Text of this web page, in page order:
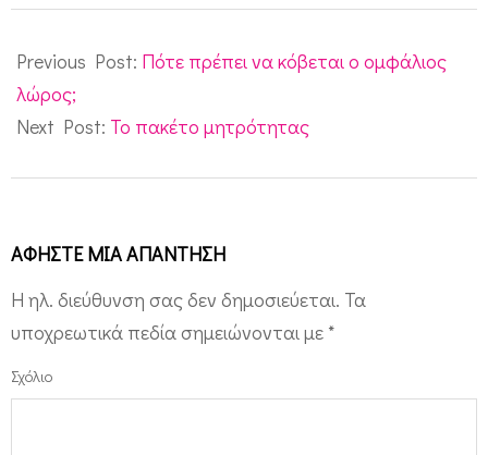
06-
19
Previous Post: Πότε πρέπει να κόβεται ο ομφάλιος
λώρος;
Next Post: Το πακέτο μητρότητας
ΑΦΉΣΤΕ ΜΙΑ ΑΠΆΝΤΗΣΗ
Η ηλ. διεύθυνση σας δεν δημοσιεύεται. Τα
υποχρεωτικά πεδία σημειώνονται με *
Σχόλιο